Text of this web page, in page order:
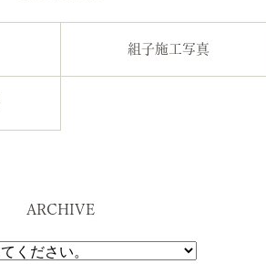
組子施工写真
ARCHIVE